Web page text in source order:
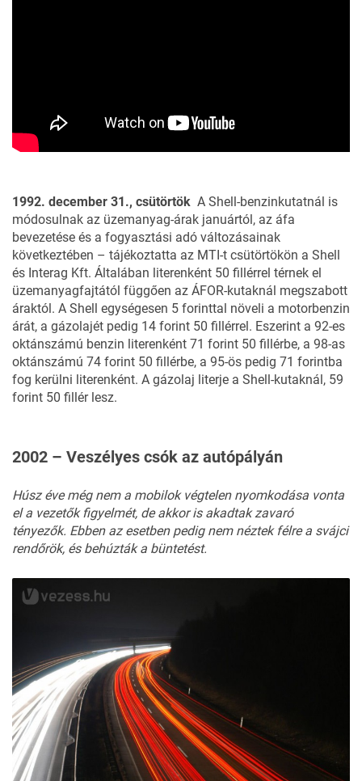
1992. december 31., csütörtök A Shell-benzinkutatnál is
módosulnak az üzemanyag-árak januártól, az áfa
bevezetése és a fogyasztási adó változásainak
következtében – tájékoztatta az MTI-t csütörtökön a Shell
és Interag Kft. Általában literenként 50 fillérrel térnek el
üzemanyagfajtától függően az ÁFOR-kutaknál megszabott
áraktól. A Shell egységesen 5 forinttal növeli a motorbenzin
árát, a gázolajét pedig 14 forint 50 fillérrel. Eszerint a 92-es
oktánszámú benzin literenként 71 forint 50 fillérbe, a 98-as
oktánszámú 74 forint 50 fillérbe, a 95-ös pedig 71 forintba
fog kerülni literenként. A gázolaj literje a Shell-kutaknál, 59
forint 50 fillér lesz.
2002 – Veszélyes csók az autópályán
Húsz éve még nem a mobilok végtelen nyomkodása vonta
el a vezetők figyelmét, de akkor is akadtak zavaró
tényezők. Ebben az esetben pedig nem néztek félre a svájci
rendőrök, és behúzták a büntetést.